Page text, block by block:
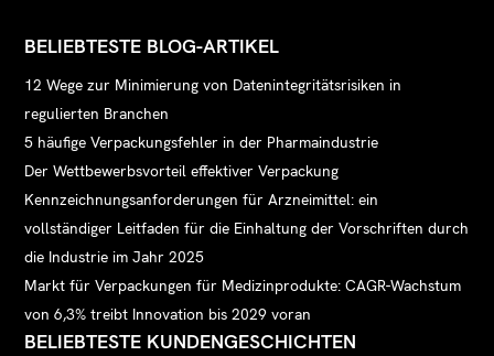
BELIEBTESTE BLOG-ARTIKEL
12 Wege zur Minimierung von Datenintegritätsrisiken in
regulierten Branchen
5 häufige Verpackungsfehler in der Pharmaindustrie
Der Wettbewerbsvorteil effektiver Verpackung
Kennzeichnungsanforderungen für Arzneimittel: ein
vollständiger Leitfaden für die Einhaltung der Vorschriften durch
die Industrie im Jahr 2025
Markt für Verpackungen für Medizinprodukte: CAGR-Wachstum
von 6,3% treibt Innovation bis 2029 voran
BELIEBTESTE KUNDENGESCHICHTEN